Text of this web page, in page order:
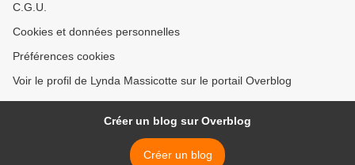
C.G.U.
Cookies et données personnelles
Préférences cookies
Voir le profil de Lynda Massicotte sur le portail Overblog
Créer un blog sur Overblog
Créer un blog